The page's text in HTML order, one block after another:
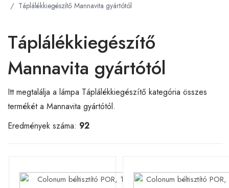
Táplálékkiegészítő Mannavita gyártótól
Táplálékkiegészítő
Mannavita gyártótól
Itt megtalálja a lámpa Táplálékkiegészítő kategória összes
termékét a Mannavita gyártótól.
Eredmények száma: 92